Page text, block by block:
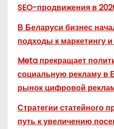
SEO-продвижения в
В Беларуси бизнес
подходы к маркетингу
Meta прекращает
социальную рекламу в
рынок цифровой
Стратегии статейного
путь к увеличению